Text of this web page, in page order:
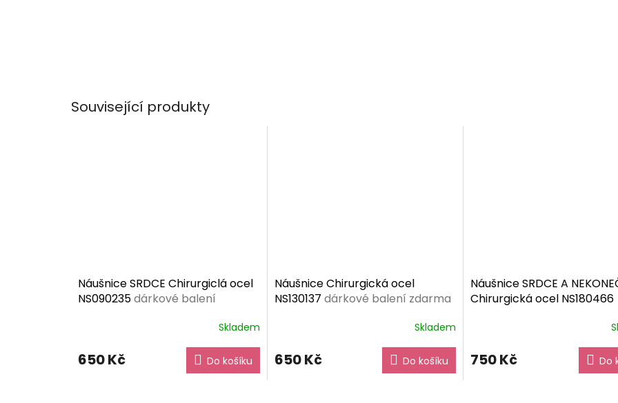
Související produkty
Náušnice SRDCE Chirurgiclá ocel
NS090235dárkové balení
Skladem
650 Kč Do košíku
Náušnice Chirurgická ocel
NS130137 dárkové balení zdarma
Skladem
650 Kč Do košíku
Náušnice SRDCE A
Chirurgická ocel NS180466
750 Kč Do